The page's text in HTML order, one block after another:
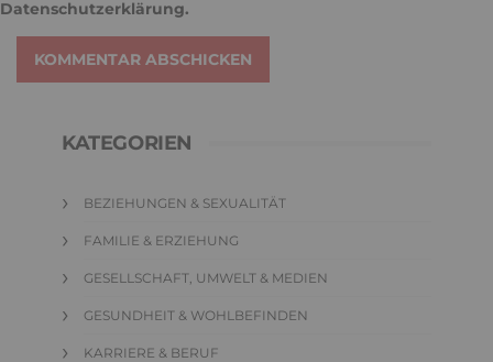
Datenschutzerklärung.
KOMMENTAR ABSCHICKEN
KATEGORIEN
BEZIEHUNGEN & SEXUALITÄT
FAMILIE & ERZIEHUNG
GESELLSCHAFT, UMWELT & MEDIEN
GESUNDHEIT & WOHLBEFINDEN
KARRIERE & BERUF